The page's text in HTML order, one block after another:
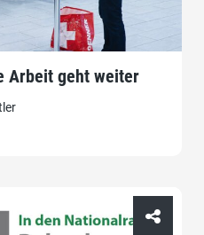
Arbeit geht weiter